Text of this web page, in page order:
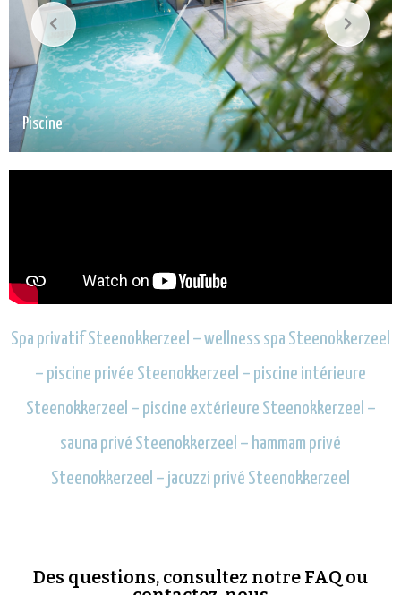
Piscine
Spa privatif Steenokkerzeel – wellness spa Steenokkerzeel
– piscine privée Steenokkerzeel – piscine intérieure
Steenokkerzeel – piscine extérieure Steenokkerzeel –
sauna privé Steenokkerzeel – hammam privé
Steenokkerzeel – jacuzzi privé Steenokkerzeel
Des questions, consultez notre FAQ ou